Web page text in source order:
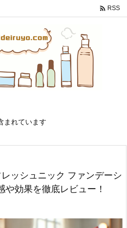
 RSS
まれています
ッシュニック ファンデーシ
や効果を徹底レビュー！